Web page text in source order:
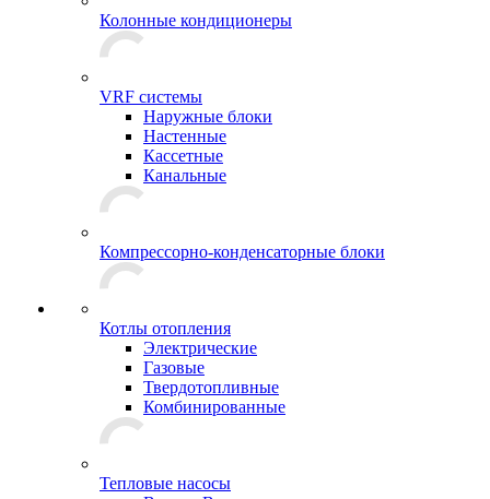
Колонные кондиционеры
VRF системы
Наружные блоки
Настенные
Кассетные
Канальные
Компрессорно-конденсаторные блоки
Котлы отопления
Электрические
Газовые
Твердотопливные
Комбинированные
Тепловые насосы